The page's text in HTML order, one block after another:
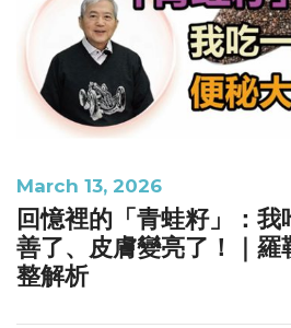
March 13, 2026
回憶裡的「青蛙籽」：
善了、皮膚變亮了！｜
整解析